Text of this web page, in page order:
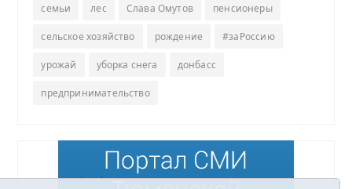
семьи лес Слава Омутов пенсионеры
сельское хозяйство рождение #заРоссию
урожай уборка снега донбасс
предпринимательство